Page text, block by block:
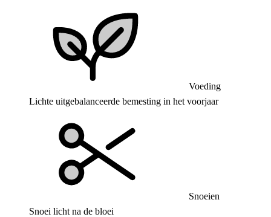
Voeding
Lichte uitgebalanceerde bemesting in het voorjaar
Snoeien
Snoei licht na de bloei